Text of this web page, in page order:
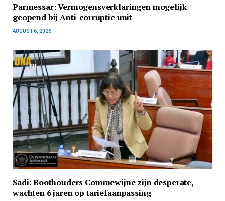
Parmessar: Vermogensverklaringen mogelijk
geopend bij Anti-corruptie unit
AUGUST 6, 2026
Sadi: Boothouders Commewijne zijn desperate,
wachten 6 jaren op tariefaanpassing